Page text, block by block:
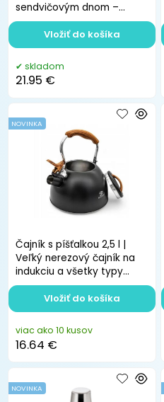
sendvičovým dnom –
vhodný na indukciu
skladom
21.95 €
Vložiť do košíka
Čajník s píšťalkou 2,5 l |
Veľký nerezový čajník na
indukciu a všetky typy
sporákov
NOVINKA
viac ako 10 kusov
16.64 €
Vložiť do košíka
NOVINKA